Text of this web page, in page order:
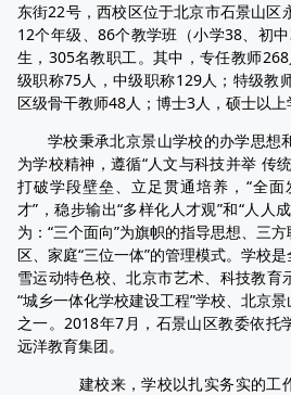
东街22号，西校区位于北京市石景山区
12个年级、86个教学班（小学38、初
生，305名教职工。其中，专任教师
级职称75人，中级职称129人；特级教
区级骨干教师48人；博士3人，硕士以上
学校秉承北京景山学校的办学思想
为学校精神，遵循“人文与科技并举 传
打破学段壁垒、立足贯通培养，“全
才”，稳步输出“多样化人才观”和“人人
为：“三个面向”为旗帜的指导思想、三
区、家庭“三位一体”的管理模式。学校
雪运动特色校、北京市艺术、科技教育
“城乡一体化学校建设工程”学校、北京
之一。2018年7月，石景山区教委依托
远洋教育集团。
建校来，学校以扎实务实的工